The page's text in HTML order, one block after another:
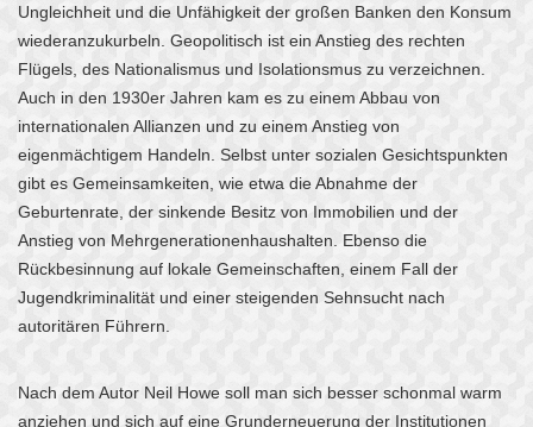
Ungleichheit und die Unfähigkeit der großen Banken den Konsum
wiederanzukurbeln. Geopolitisch ist ein Anstieg des rechten
Flügels, des Nationalismus und Isolationsmus zu verzeichnen.
Auch in den 1930er Jahren kam es zu einem Abbau von
internationalen Allianzen und zu einem Anstieg von
eigenmächtigem Handeln. Selbst unter sozialen Gesichtspunkten
gibt es Gemeinsamkeiten, wie etwa die Abnahme der
Geburtenrate, der sinkende Besitz von Immobilien und der
Anstieg von Mehrgenerationenhaushalten. Ebenso die
Rückbesinnung auf lokale Gemeinschaften, einem Fall der
Jugendkriminalität und einer steigenden Sehnsucht nach
autoritären Führern.
Nach dem Autor Neil Howe soll man sich besser schonmal warm
anziehen und sich auf eine Grunderneuerung der Institutionen